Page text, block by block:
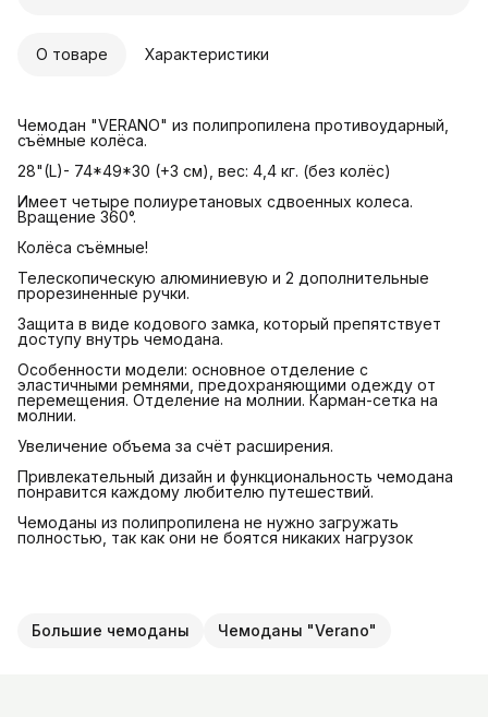
О товаре Характеристики
Чемодан "VERANO" из полипропилена противоударный,
съёмные колёса.
28"(L)- 74*49*30 (+3 см), вес: 4,4 кг. (без колёс)
Имеет четыре полиуретановых сдвоенных колеса.
Вращение 360°.
Колёса съёмные!
Телескопическую алюминиевую и 2 дополнительные
прорезиненные ручки.
Защита в виде кодового замка, который препятствует
доступу внутрь чемодана.
Особенности модели: основное отделение с
эластичными ремнями, предохраняющими одежду от
перемещения. Отделение на молнии. Карман-сетка на
молнии.
Увеличение объема за счёт расширения.
Привлекательный дизайн и функциональность чемодана
понравится каждому любителю путешествий.
Чемоданы из полипропилена не нужно загружать
полностью, так как они не боятся никаких нагрузок
Большие чемоданы Чемоданы "Verano"